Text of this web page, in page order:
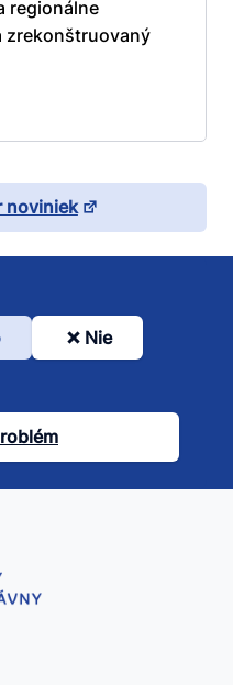
regionálne
zrekonštruovaný
noviniek
Nie